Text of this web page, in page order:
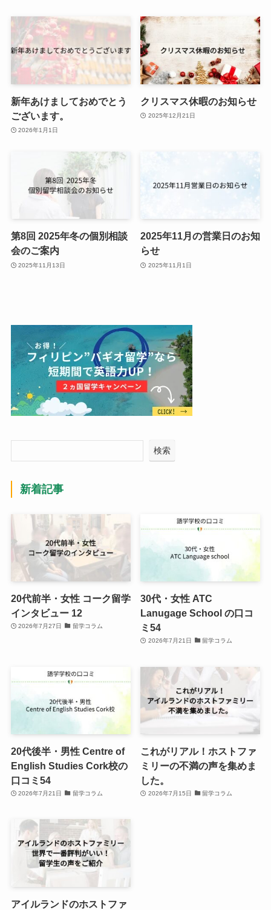
新年あけましておめでとう
ございます。
2026年1月1日
クリスマス休暇のお知らせ
2025年12月21日
第8回 2025年冬の個別相談
会のご案内
2025年11月13日
2025年11月の営業日のお知
らせ
2025年11月1日
検索
新着記事
20代前半・女性 コーク留学
インタビュー 12
2026年7月27日 留学コラム
30代・女性 ATC
Lanugage School の口コ
ミ54
2026年7月21日 留学コラム
20代後半・男性 Centre of
English Studies Cork校の
口コミ54
2026年7月21日 留学コラム
これがリアル！ホストファ
ミリーの不満の声を集めま
した。
2026年7月15日 留学コラム
アイルランドのホストファ